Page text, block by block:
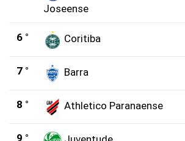
Joseense
6 ° Coritiba
7 ° Barra
8 ° Athletico Paranaense
9 °